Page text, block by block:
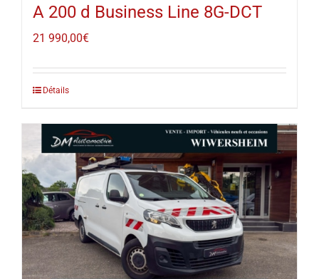
A 200 d Business Line 8G-DCT
21 990,00€
Détails